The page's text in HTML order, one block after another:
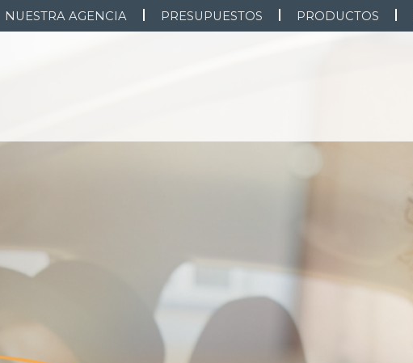
NUESTRA AGENCIA PRESUPUESTOS PRODUCTOS